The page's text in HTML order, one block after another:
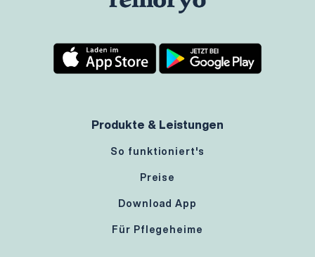
Produkte & Leistungen
So funktioniert's
Preise
Download App
Für Pflegeheime